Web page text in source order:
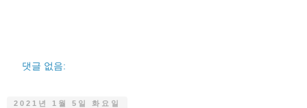
댓글 없음:
2021년 1월 5일 화요일